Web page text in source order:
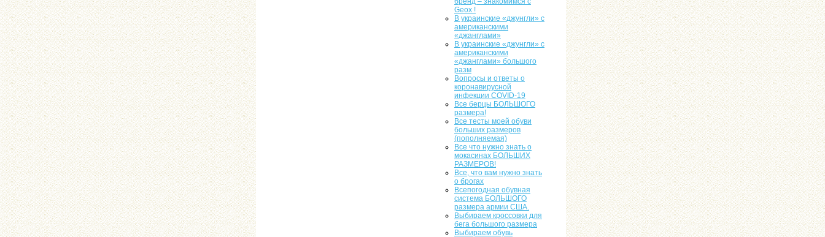
Geox !
В украинские «джунгли» с
американскими
«джанглами»
В украинские «джунгли» с
американскими
«джанглами» большого
разм
Вопросы и ответы о
коронавирусной
инфекции COVID-19
Все берцы БОЛЬШОГО
размера!
Все тесты моей обуви
больших размеров
(пополняемая)
Все что нужно знать о
мокасинах БОЛЬШИХ
РАЗМЕРОВ!
Все, что вам нужно знать
о брогах
Всепогодная обувная
система БОЛЬШОГО
размера армии США.
Выбираем кроссовки для
бега большого размера
Выбираем обувь